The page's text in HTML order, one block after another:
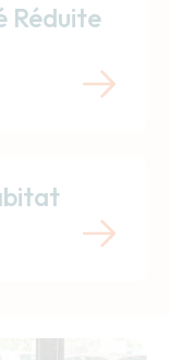
Réduite